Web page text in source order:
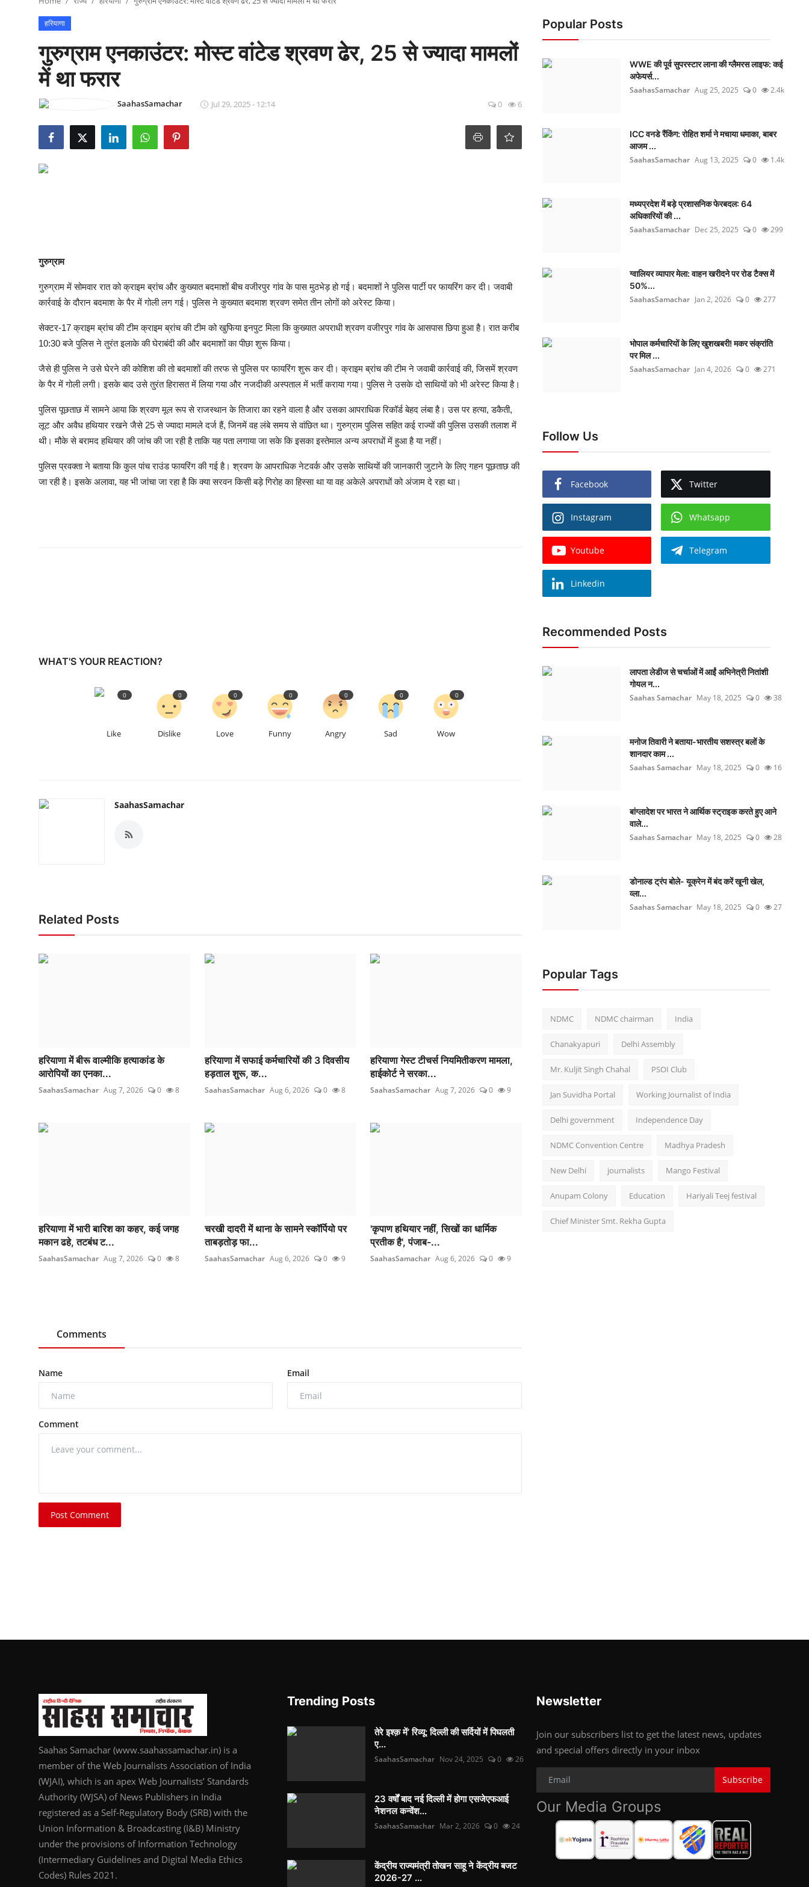
लाइफस्टाइल
हरियाणा
गुरुग्राम एनकाउंटर: मोस्ट वांटेड श्रवण ढेर, 25 से ज्यादा मामलों
में था फरार
SaahasSamachar Jul 29, 2025 - 12:14 0 6
गुरुग्राम
गुरुग्राम में सोमवार रात को क्राइम ब्रांच और कुख्यात बदमाशों बीच वजीरपुर गांव के पास मुठभेड़ हो गई। बदमाशों ने पुलिस पार्टी पर फायरिंग कर दी। जवाबी
कार्रवाई के दौरान बदमाश के पैर में गोली लग गई। पुलिस ने कुख्यात बदमाश श्रवण समेत तीन लोगों को अरेस्ट किया।
सेक्टर-17 क्राइम ब्रांच की टीम क्राइम ब्रांच की टीम को खुफिया इनपुट मिला कि कुख्यात अपराधी श्रवण वजीरपुर गांव के आसपास छिपा हुआ है। रात करीब
10:30 बजे पुलिस ने तुरंत इलाके की घेराबंदी की और बदमाशों का पीछा शुरू किया।
जैसे ही पुलिस ने उसे घेरने की कोशिश की तो बदमाशों की तरफ से पुलिस पर फायरिंग शुरू कर दी। क्राइम ब्रांच की टीम ने जवाबी कार्रवाई की, जिसमें श्रवण
के पैर में गोली लगी। इसके बाद उसे तुरंत हिरासत में लिया गया और नजदीकी अस्पताल में भर्ती कराया गया। पुलिस ने उसके दो साथियों को भी अरेस्ट किया है।
पुलिस पूछताछ में सामने आया कि श्रवण मूल रूप से राजस्थान के तिजारा का रहने वाला है और उसका आपराधिक रिकॉर्ड बेहद लंबा है। उस पर हत्या, डकैती,
लूट और अवैध हथियार रखने जैसे 25 से ज्यादा मामले दर्ज हैं, जिनमें वह लंबे समय से वांछित था। गुरुग्राम पुलिस सहित कई राज्यों की पुलिस उसकी तलाश में
थी। मौके से बरामद हथियार की जांच की जा रही है ताकि यह पता लगाया जा सके कि इसका इस्तेमाल अन्य अपराधों में हुआ है या नहीं।
पुलिस प्रवक्ता ने बताया कि कुल पांच राउंड फायरिंग की गई है। श्रवण के आपराधिक नेटवर्क और उसके साथियों की जानकारी जुटाने के लिए गहन पूछताछ की
जा रही है। इसके अलावा, यह भी जांचा जा रहा है कि क्या सरवन किसी बड़े गिरोह का हिस्सा था या वह अकेले अपराधों को अंजाम दे रहा था।
WHAT'S YOUR REACTION?
Like
0
Dislike
0
Love
0
Funny
0
Angry
0
Sad
0
Wow
0
SaahasSamachar
Related Posts
हरियाणा में बीरू वाल्मीकि हत्याकांड के
आरोपियों का एनका...
SaahasSamachar Aug 7, 2026 0 8
हरियाणा में सफाई कर्मचारियों की 3 दिवसीय
हड़ताल शुरू, क...
SaahasSamachar Aug 6, 2026 0 8
हरियाणा गेस्ट टीचर्स नियमितीकरण मामला,
हाईकोर्ट ने सरका...
SaahasSamachar Aug 7, 2026 0 9
हरियाणा में भारी बारिश का कहर, कई जगह
मकान ढहे, तटबंध ट...
SaahasSamachar Aug 7, 2026 0 8
चरखी दादरी में थाना के सामने स्कॉर्पियो पर
ताबड़तोड़ फा...
SaahasSamachar Aug 6, 2026 0 9
'कृपाण हथियार नहीं, सिखों का धार्मिक
प्रतीक है', पंजाब-...
SaahasSamachar Aug 6, 2026 0 9
Comments
Name Email
Comment
Post Comment
Popular Posts
WWE की पूर्व सुपरस्टार लाना की ग्लैमरस लाइफ: कई
अफेयर्स...
SaahasSamachar Aug 25, 2025 0 2.4k
ICC वनडे रैंकिंग: रोहित शर्मा ने मचाया धमाका, बाबर
आजम ...
SaahasSamachar Aug 13, 2025 0 1.4k
मध्यप्रदेश में बड़े प्रशासनिक फेरबदल: 64
अधिकारियों की ...
SaahasSamachar Dec 25, 2025 0 299
ग्वालियर व्यापार मेला: वाहन खरीदने पर रोड टैक्स में
50%...
SaahasSamachar Jan 2, 2026 0 277
भोपाल कर्मचारियों के लिए खुशखबरी! मकर संक्रांति
पर मिल ...
SaahasSamachar Jan 4, 2026 0 271
Follow Us
Facebook Twitter
Instagram Whatsapp
Youtube Telegram
Linkedin
Recommended Posts
लापता लेडीज से चर्चाओं में आईं अभिनेत्री नितांशी
गोयल न...
Saahas Samachar May 18, 2025 0 38
मनोज तिवारी ने बताया-भारतीय सशस्त्र बलों के
शानदार काम ...
Saahas Samachar May 18, 2025 0 16
बांग्लादेश पर भारत ने आर्थिक स्ट्राइक करते हुए आने
वाले...
Saahas Samachar May 18, 2025 0 28
डोनाल्ड ट्रंप बोले- यूक्रेन में बंद करें खूनी खेल,
व्ला...
Saahas Samachar May 18, 2025 0 27
Popular Tags
NDMC NDMC chairman India
Chanakyapuri Delhi Assembly
Mr. Kuljit Singh Chahal PSOI Club
Jan Suvidha Portal Working Journalist of India
Delhi government Independence Day
NDMC Convention Centre Madhya Pradesh
New Delhi journalists Mango Festival
Anupam Colony Education Hariyali Teej festival
Chief Minister Smt. Rekha Gupta
Saahas Samachar (www.saahassamachar.in) is a
member of the Web Journalists Association of India
(WJAI), which is an apex Web Journalists’ Standards
Authority (WJSA) of News Publishers in India
registered as a Self-Regulatory Body (SRB) with the
Union Information & Broadcasting (I&B) Ministry
under the provisions of Information Technology
(Intermediary Guidelines and Digital Media Ethics
Codes) Rules 2021.
Trending Posts
तेरे इश्क़ में’ रिव्यू: दिल्ली की सर्दियों में पिघलती
ए...
SaahasSamachar Nov 24, 2025 0 26
23 वर्षों बाद नई दिल्ली में होगा एसजेएफआई
नेशनल कन्वेंश...
SaahasSamachar Mar 2, 2026 0 24
केंद्रीय राज्यमंत्री तोखन साहू ने केंद्रीय बजट
2026-27 ...
Newsletter
Join our subscribers list to get the latest news, updates
and special offers directly in your inbox
Subscribe
Our Media Groups